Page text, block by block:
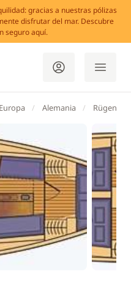
gracias a nuestras pólizas
disfrutar del mar. Descubre
seguro aquí.
Alemania Rügen